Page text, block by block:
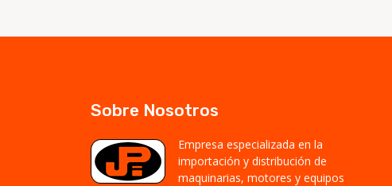
Sobre Nosotros
Empresa especializada en la
importación y distribución de
maquinarias, motores y equipos